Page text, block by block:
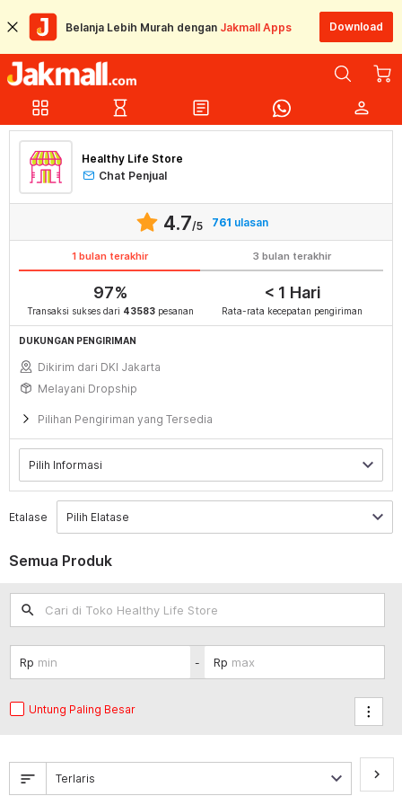
Belanja Lebih Murah dengan Jakmall Apps Download
grid_view hourglass_empty article person
Healthy Life Store
Chat Penjual
4.7/5 761 ulasan
1 bulan terakhir 3 bulan terakhir
97%
Transaksi sukses dari 43583pesanan
< 1 Hari
Rata-rata kecepatan pengiriman
DUKUNGAN PENGIRIMAN
Dikirim dari DKI Jakarta
Melayani Dropship
Pilihan Pengiriman yang Tersedia
Etalase
Semua Produk
search
-
Untung Paling Besar
sort keyboard_arrow_right